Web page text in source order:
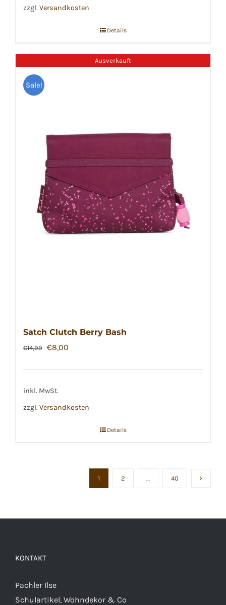
zzgl. Versandkosten
Details
Ausverkauft
Sale!
Satch Clutch Berry Bash
€14,99 Ursprünglicher
€14,99
€8,00
inkl. MwSt.
zzgl. Versandkosten
Details
1 2 … 40
KONTAKT
Pachler Ilse
Schulartikel, Wohndekor & Co